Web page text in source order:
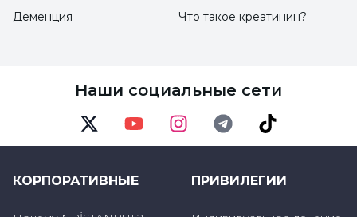
Каким пациентам следует проводить
Операция на основании черепа может
потребоваться пациентам с опухолями,
расположенными преимущественно в
заболеваниях, врожденных или
Деменция
Что такое креатинин?
Наши социальные сети
КОРПОРАТИВНЫЕ ПРИВИЛЕГИИ